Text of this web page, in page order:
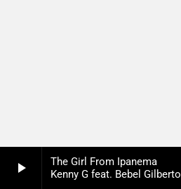
play_arrow
The Girl From Ipanema
Kenny G feat. Bebel Gilberto